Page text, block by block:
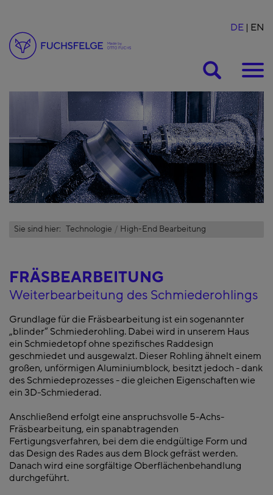
DE EN
Sie sind hier: Technologie High-End Bearbeitung
FRÄSBEARBEITUNG
Weiterbearbeitung des Schmiederohlings
Grundlage für die Fräsbearbeitung ist ein sogenannter
„blinder“ Schmiederohling. Dabei wird in unserem Haus
ein Schmiedetopf ohne spezifisches Raddesign
geschmiedet und ausgewalzt. Dieser Rohling ähnelt einem
großen, unförmigen Aluminiumblock, besitzt jedoch - dank
des Schmiedeprozesses - die gleichen Eigenschaften wie
ein 3D-Schmiederad.
Anschließend erfolgt eine anspruchsvolle 5-Achs-
Fräsbearbeitung, ein spanabtragenden
Fertigungsverfahren, bei dem die endgültige Form und
das Design des Rades aus dem Block gefräst werden.
Danach wird eine sorgfältige Oberflächenbehandlung
durchgeführt.